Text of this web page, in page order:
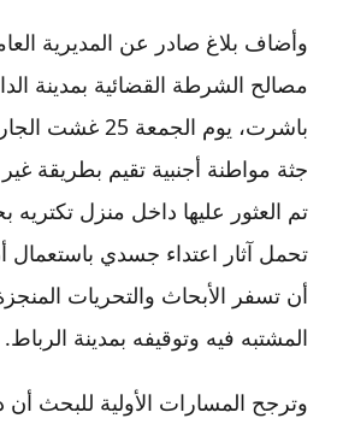
وأضاف بلاغ صادر عن المديرية
مصالح الشرطة القضائية بمدينة
باشرت، يوم
جثة مواطنة أجنبية تقيم بطريقة
تم العثور عليها داخل منزل
تحمل آثار اعتداء جسدي باستعمال
أن تسفر الأبحاث والتحريات
المشتبه فيه وتوقيفه بمدينة الرباط.
وترجح المسارات الأولية للبحث أن